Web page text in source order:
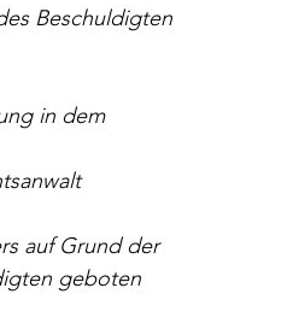
Beschuldigten
in dem
auf Grund der
geboten